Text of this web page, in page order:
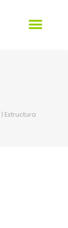
| Estructura